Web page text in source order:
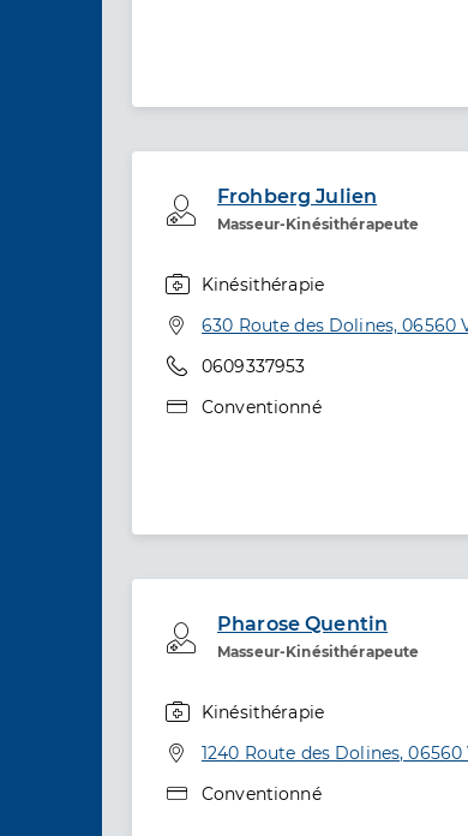
Frohberg Julien
Masseur-Kinésithérapeute
Professionel de
Kinésithérapie
Adresse
630 Route des Dolines, 06560
Téléphone
0609337953
Type de convention
Conventionné
Pharose Quentin
Masseur-Kinésithérapeute
Professionel de
Kinésithérapie
Adresse
1240 Route des Dolines, 06560
Type de convention
Conventionné